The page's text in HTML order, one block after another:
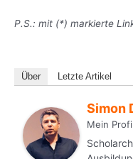
P.S.: mit (*) markierte
Über Letzte Artikel
Simon
Mein Profil